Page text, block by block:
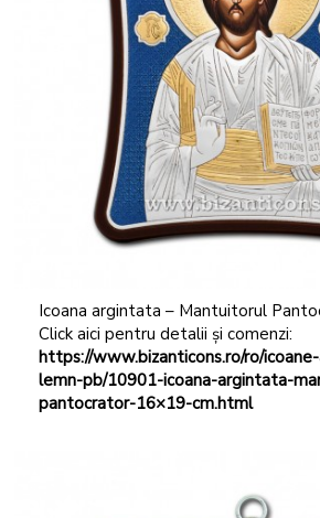
Icoana argintata – Mantuitorul
Click aici pentru detalii și comenzi:
https://www.bizanticons.ro/ro/
lemn-pb/10901-icoana-argintata-
pantocrator-16×19-cm.html